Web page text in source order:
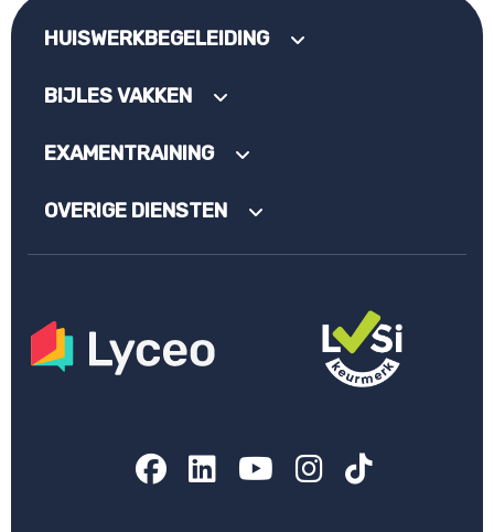
HUISWERKBEGELEIDING
BIJLES VAKKEN
EXAMENTRAINING
OVERIGE DIENSTEN
Facebook
LinkedIn
YouTube
Instagram
TikTok